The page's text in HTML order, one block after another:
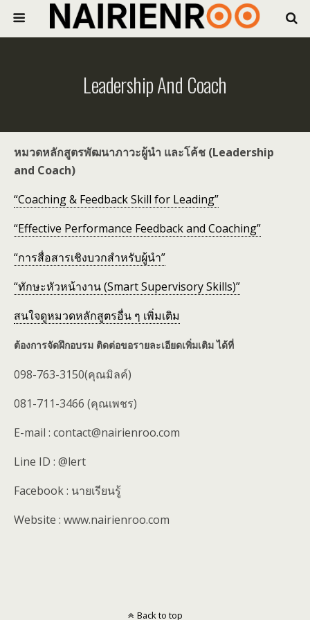
Leadership And Coach
หมวดหลักสูตรพัฒนาภาวะผู้นำ และโค้ช (Leadership
and Coach)
“Coaching & Feedback Skill for Leading”
“Effective Performance Feedback and Coaching”
“การสื่อสารเชิงบวกสำหรับผู้นำ”
“ทักษะหัวหน้างาน (Smart Supervisory Skills)”
สนใจดูหมวดหลักสูตรอื่น ๆ เพิ่มเติม
ต้องการจัดฝึกอบรม ติดต่อขอรายละเอียดเพิ่มเติม ได้ที่
098-763-3150(คุณมิลค์)
081-711-3466 (คุณเพชร)
E-mail : contact@nairienroo.com
Line ID : @lert
Facebook : นายเรียนรู้
Website : www.nairienroo.com
Back to top